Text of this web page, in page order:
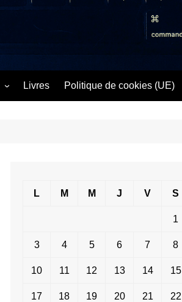
Livres Politique de cookies (UE)
L M M J V S
1
3 4 5 6 7 8
10 11 12 13 14 15
17 18 19 20 21 22